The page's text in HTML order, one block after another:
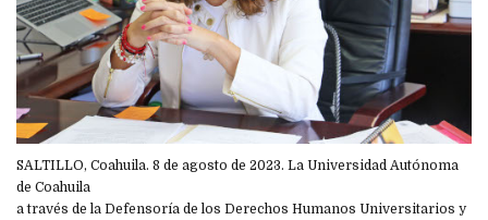
SALTILLO, Coahuila. 8 de agosto de 2023. La Universidad Autónoma
de Coahuila
a través de la Defensoría de los Derechos Humanos Universitarios y